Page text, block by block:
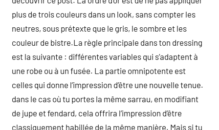
plus de trois couleurs dans un look, sans compter les
neutres, sous prétexte que le gris, le sombre et les
couleur de bistre.La règle principale dans ton dressing
est la suivante : différentes variables qui s’adaptent à
une robe ou à un fusée. La partie omnipotente est
celles qui donne l’impression d’être une nouvelle tenue.
dans le cas où tu portes la même sarrau, en modifiant
de jupe et fendard, cela offrira l’impression d’être
classiquement habillée de la même manière. Mais si tu